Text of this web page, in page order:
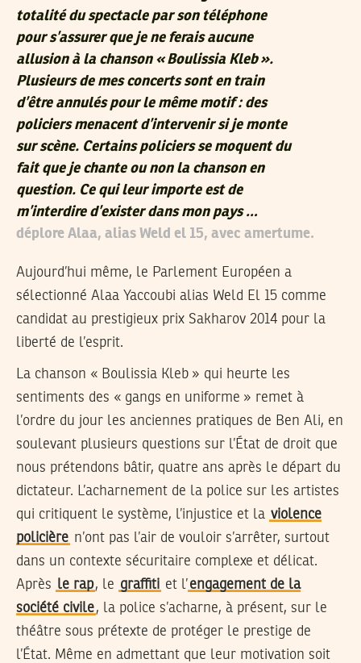
totalité du spectacle par son téléphone
pour s’assurer que je ne ferais aucune
allusion à la chanson « Boulissia Kleb ».
Plusieurs de mes concerts sont en train
d’être annulés pour le même motif : des
policiers menacent d’intervenir si je monte
sur scène. Certains policiers se moquent du
fait que je chante ou non la chanson en
question. Ce qui leur importe est de
m’interdire d’exister dans mon pays …
déplore Alaa, alias Weld el 15, avec amertume.
Aujourd’hui même, le Parlement Européen a
sélectionné Alaa Yaccoubi alias Weld El 15 comme
candidat au prestigieux prix Sakharov 2014 pour la
liberté de l’esprit.
La chanson « Boulissia Kleb » qui heurte les
sentiments des « gangs en uniforme » remet à
l’ordre du jour les anciennes pratiques de Ben Ali, en
soulevant plusieurs questions sur l’État de droit que
nous prétendons bâtir, quatre ans après le départ du
dictateur. L’acharnement de la police sur les artistes
qui critiquent le système, l’injustice et la violence
policière n’ont pas l’air de vouloir s’arrêter, surtout
dans un contexte sécuritaire complexe et délicat.
Après le rap, le graffiti et l’engagement de la
société civile, la police s’acharne, à présent, sur le
théâtre sous prétexte de protéger le prestige de
l’État. Même en admettant que leur motivation soit